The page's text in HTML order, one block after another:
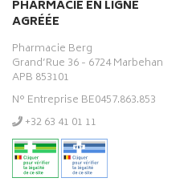
PHARMACIE EN LIGNE
AGRÉÉE
Pharmacie Berg
Grand’Rue 36 - 6724 Marbehan
APB 853101
N° Entreprise BE0457.863.853
‭+32 63 41 01 11‬